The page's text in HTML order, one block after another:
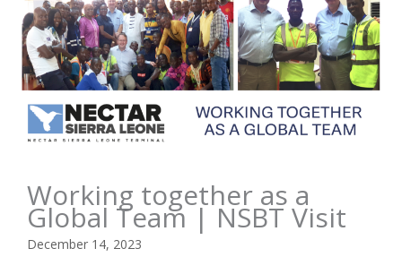
Working together as a
Global Team | NSBT Visit
December 14, 2023